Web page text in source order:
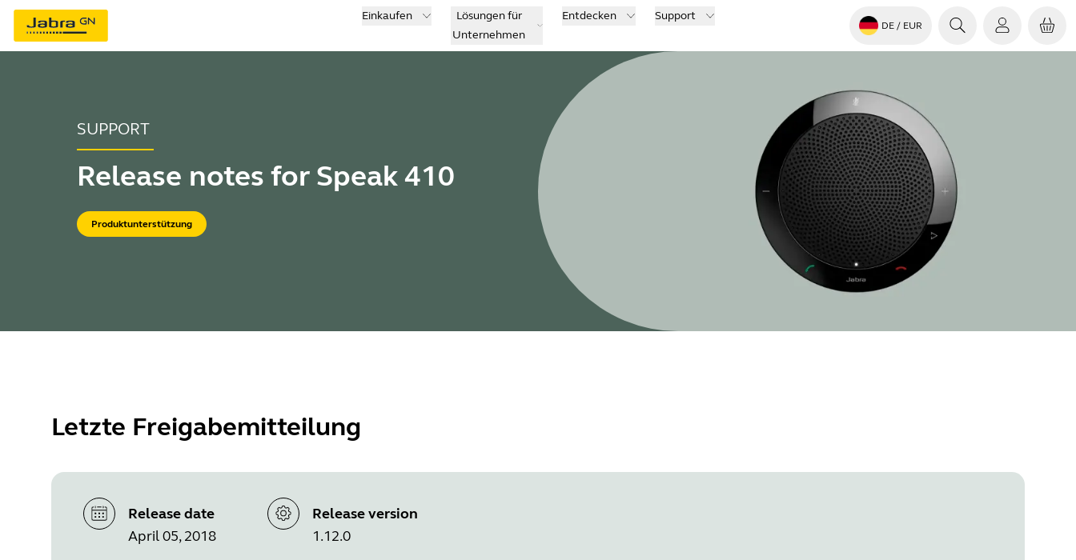
Einkaufen
Lösungen für
Unternehmen
Entdecken Support
DE / EUR
SUPPORT
Release notes for Speak 410
Produktunterstützung
Letzte Freigabemitteilung
Release date
April 05, 2018
Release version
1.12.0